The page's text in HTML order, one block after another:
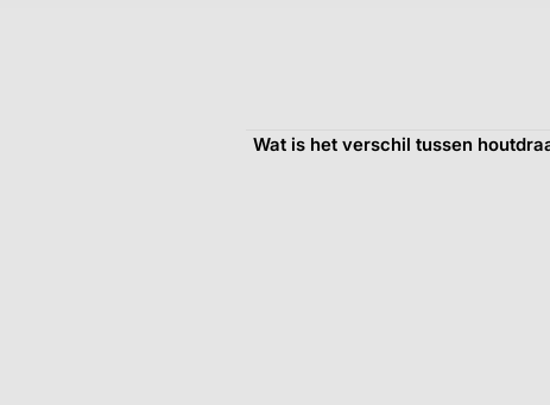
Wat is het verschil tussen